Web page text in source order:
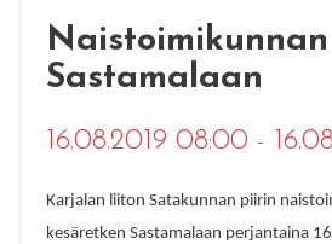
Sastamalaan
16.08.2019 08:00 -
Karjalan liiton Satakunnan piirin
kesäretken Sastamalaan perjantaina